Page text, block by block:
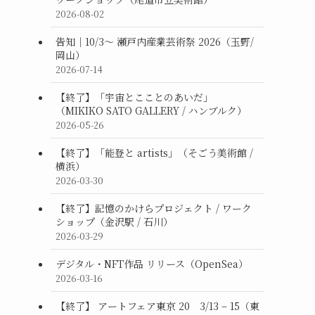
2026-08-02
告知｜10/3〜 瀬戸内産業芸術祭 2026（玉野/
岡山）
2026-07-14
【終了】「宇宙とこことのあいだ」
（MIKIKO SATO GALLERY / ハンブルク）
2026-05-26
【終了】「能登と artists」（そごう美術館 /
横浜）
2026-03-30
【終了】記憶のかけらプロジェクト / ワーク
ショップ（金沢駅 / 石川）
2026-03-29
デジタル・NFT作品 リリース（OpenSea）
2026-03-16
【終了】 アートフェア東京 20 3/13 – 15（東